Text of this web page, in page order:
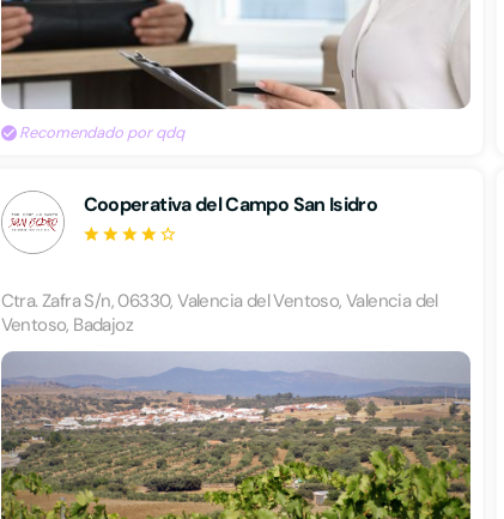
Recomendado por qdq
Cooperativa del Campo San Isidro
Ctra. Zafra S/n, 06330, Valencia del Ventoso, Valencia del
Ventoso, Badajoz